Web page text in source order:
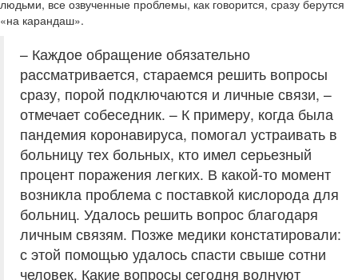
людьми, все озвученные проблемы, как говорится, сразу берутся
«на карандаш».
– Каждое обращение обязательно
рассматривается, стараемся решить вопросы
сразу, порой подключаются и личные связи, –
отмечает собеседник. – К примеру, когда была
пандемия коронавируса, помогал устраивать в
больницу тех больных, кто имел серьезный
процент поражения легких. В какой-то момент
возникла проблема с поставкой кислорода для
больниц. Удалось решить вопрос благодаря
личным связям. Позже медики констатировали:
с этой помощью удалось спасти свыше сотни
человек. Какие вопросы сегодня волнуют